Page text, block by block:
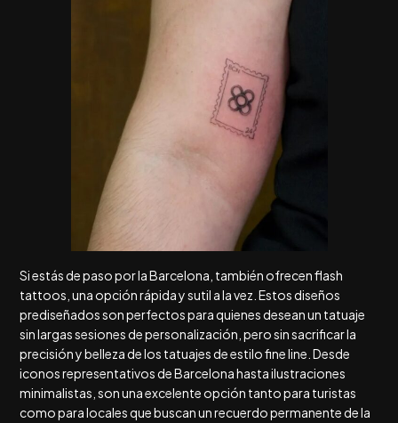
Si estás de paso por la Barcelona, también ofrecen flash
tattoos, una opción rápida y sutil a la vez. Estos diseños
prediseñados son perfectos para quienes desean un tatuaje
sin largas sesiones de personalización, pero sin sacrificar la
precisión y belleza de los tatuajes de estilo fine line. Desde
iconos representativos de Barcelona hasta ilustraciones
minimalistas, son una excelente opción tanto para turistas
como para locales que buscan un recuerdo permanente de la